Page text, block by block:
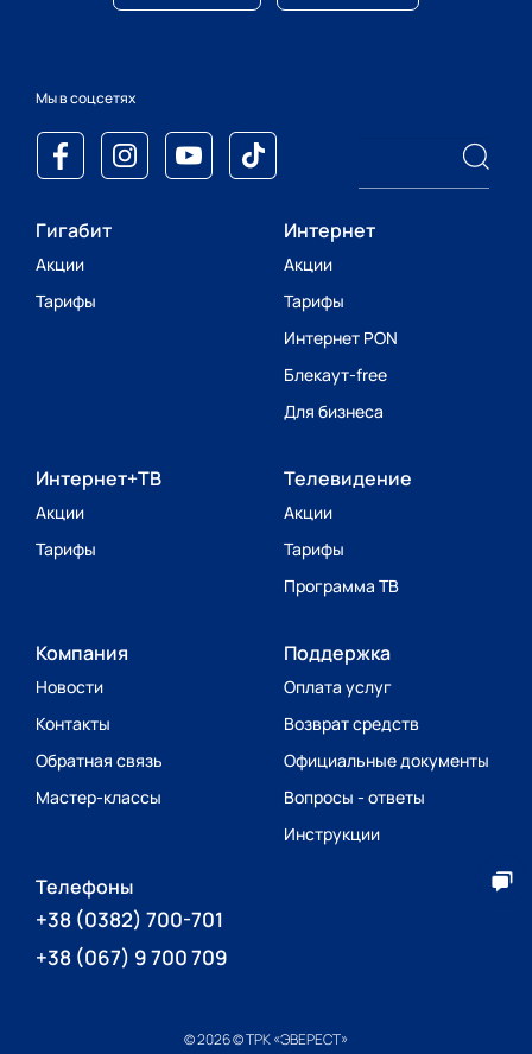
Мы в соцсетях
Гигабит
Акции
Тарифы
Интернет
Акции
Тарифы
Интернет PON
Блекаут-free
Для бизнеса
Интернет+ТВ
Акции
Тарифы
Телевидение
Акции
Тарифы
Программа ТВ
Поддержка
Оплата услуг
Возврат средств
Официальные документы
Вопросы - ответы
Инструкции
Компания
Новости
Контакты
Обратная связь
Мастер-классы
Телефоны
+38 (0382) 700-701
+38 (067) 9 700 709
© 2026 © ТРК «ЭВЕРЕСТ»